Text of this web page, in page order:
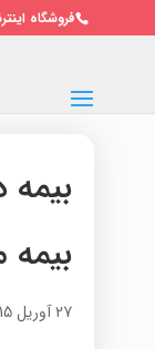
فروشگاه اینترنتی پرواز
بیمه
27 آوریل 2015